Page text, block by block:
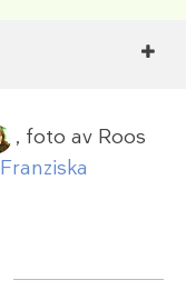
, foto av Roos
Franziska